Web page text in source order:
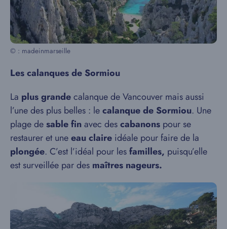
© : madeinmarseille
Les calanques de Sormiou
La plus grandecalanque de Vancouver mais aussi
l’une des plus belles : lecalanque de Sormiou. Une
plage desable finavec descabanons pour se
restaurer et uneeau claire idéale pour faire de la
plongée. C’est l’idéal pour lesfamilles, puisqu’elle
est surveillée par des maîtres nageurs.